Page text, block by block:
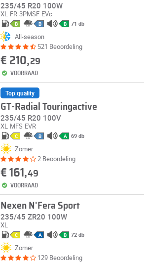
235/45 R20 100W
XL FR 3PMSF EVc
B B B 71 db
All-season
521 Beoordeling
€ 210,29
VOORRAAD
Top quality
GT-Radial Touringactive
235/45 R20 100V
XL MFS EVR
C B A 69 db
Zomer
2 Beoordeling
€ 161,49
VOORRAAD
Nexen N'Fera Sport
235/45 ZR20 100W
XL
C A B 72 db
Zomer
129 Beoordeling